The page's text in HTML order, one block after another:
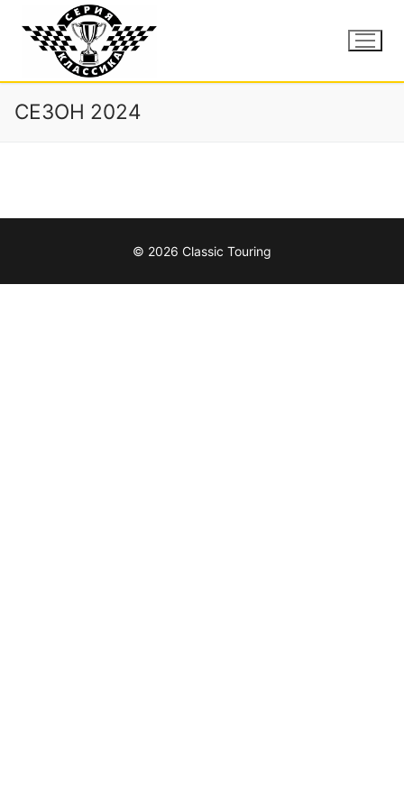
СЕЗОН 2024
© 2026 Classic Touring